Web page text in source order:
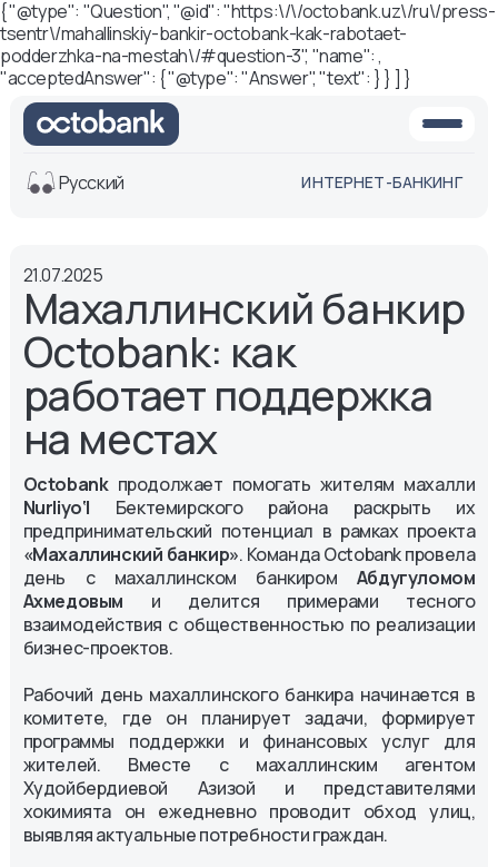
{ "@type": "Question", "@id": "https:\/\/octobank.uz\/ru\/press-
tsentr\/mahallinskiy-bankir-octobank-kak-rabotaet-
podderzhka-na-mestah\/#question-3", "name": ,
"acceptedAnswer": { "@type": "Answer", "text": } } ] }
Обычная
версия
белая
версия
Озвучить
Размер шрифта
Aa -
Aa
Aa +
Русский ИНТЕРНЕТ-БАНКИНГ
21.07.2025
Махаллинский банкир
Octobank: как
работает поддержка
на местах
Octobank продолжает помогать жителям махалли
Nurliyo‘l Бектемирского района раскрыть их
предпринимательский потенциал в рамках проекта
«Махаллинский банкир». Команда Octobank провела
день с махаллинском банкиром Абдугуломом
Ахмедовым и делится примерами тесного
взаимодействия с общественностью по реализации
бизнес-проектов.
Рабочий день махаллинского банкира начинается в
комитете, где он планирует задачи, формирует
программы поддержки и финансовых услуг для
жителей. Вместе с махаллинским агентом
Худойбердиевой Азизой и представителями
хокимията он ежедневно проводит обход улиц,
выявляя актуальные потребности граждан.